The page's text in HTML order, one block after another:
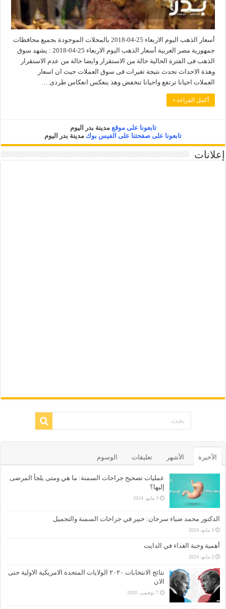
أسعار الذهب اليوم الاربعاء 25-04-2018 بالمحلات الموجودة بجميع محافظات
جمهورية مصر العربية أسعار الذهب اليوم الاربعاء 25-04-2018 : يشهد سوق
الذهب فى الفترة الحالية حالة من الاستقرار وايضا حالة من عدم الاستقرار
وهذة الاحداث تحدث نتيجة تغيرات فى سوق العملات حيث ان اسعار
العملات احيانا ترتفع واحيانا تنخفض وهذ ينعكس انعكاس طردى …
أكمل القراءة »
تابعونا على موقعمدينة بدر اليوم
تابعونا على صفحتنا على الفيس بوك مدينة بدر اليوم
إعلانات
الأخيرة الأشهر تعليقات الوسوم
عمليات تصحيح جراحات السمنة: ما هي ومتى يلجأ المرضى
إليها؟
3 مايو، 2024
الدكتور محمد ضياء سرحان: خبير في جراحات السمنة والتجميل
3 مايو، 2024
أهمية وجبة الغداء في الدايت
3 مايو، 2024
نتائج الانتخابات ٢٠٢٠ الولايات المتحدة الامريكية الاولية حتى
الان
7 نوفمبر، 2020